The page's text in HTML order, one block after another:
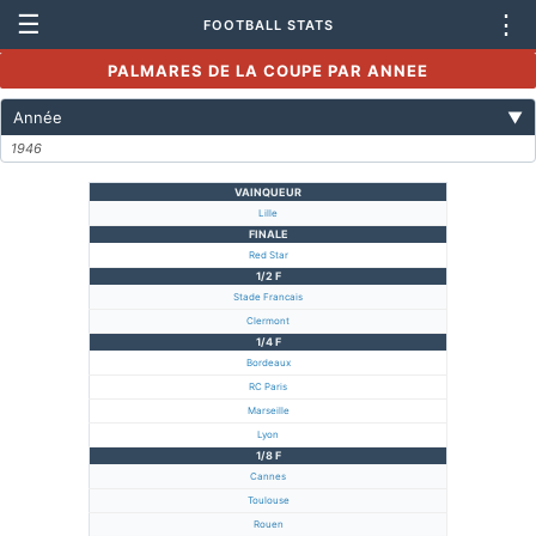
☰ FOOTBALL STATS ⋮
PALMARES DE LA COUPE PAR ANNEE
Année ▼
1946
VAINQUEUR
Lille
FINALE
Red Star
1/2 F
Stade Francais
Clermont
1/4 F
Bordeaux
RC Paris
Marseille
Lyon
1/8 F
Cannes
Toulouse
Rouen